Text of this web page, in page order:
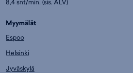
Myymälät
Espoo
Helsinki
Jyväskylä